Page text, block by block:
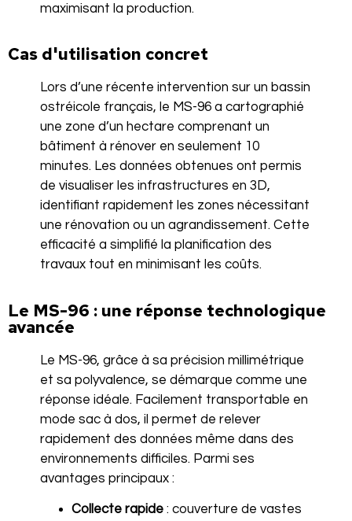
maximisant la production.
Cas d'utilisation concret
Lors d’une récente intervention sur un bassin
ostréicole français, le MS-96 a cartographié
une zone d’un hectare comprenant un
bâtiment à rénover en seulement 10
minutes. Les données obtenues ont permis
de visualiser les infrastructures en 3D,
identifiant rapidement les zones nécessitant
une rénovation ou un agrandissement. Cette
efficacité a simplifié la planification des
travaux tout en minimisant les coûts.
Le MS-96 : une réponse technologique
avancée
Le MS-96, grâce à sa précision millimétrique
et sa polyvalence, se démarque comme une
réponse idéale. Facilement transportable en
mode sac à dos, il permet de relever
rapidement des données même dans des
environnements difficiles. Parmi ses
avantages principaux :
Collecte rapide : couverture de vastes